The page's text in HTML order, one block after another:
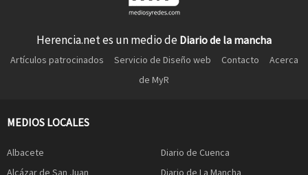
Herencia.net es un medio de Diario de la mancha
Artículos patrocinados Servicio de Diseño web Contacto
Acerca
de MyR
MEDIOS LOCALES
Albacete
Alcázar de San Juan
Diario de Cuenca
Diario de La Mancha